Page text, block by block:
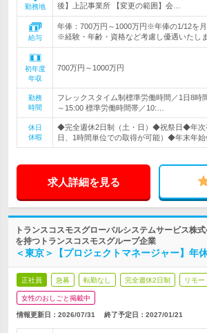
勤務地
後】上記事業所 【変更の範囲】会…
給与
年俸：700万円～1000万円※年俸の1/12を月
※経験・年齢・資格など考慮し優遇いたし
初年度
年収
700万円～1000万円
勤務
時間
フレックスタイム制標準労働時間／1日8時
～15:00 標準労働時間帯／10:…
休日
休暇
◆完全週休2日制（土・日）◆祝祭日◆年次
日、1時間単位での取得が可能）◆年末年始
求人詳細を見る
トランスコスモスグローバルシステムサービス株
を持つトランスコスモスグループ企業
＜東京＞【プロジェクトマネージャー】年
正社員 急募 転勤なし 完全週休2日制 リモ
女性のおしごと掲載中
情報更新日：2026/07/31 終了予定日： 2027/01/21